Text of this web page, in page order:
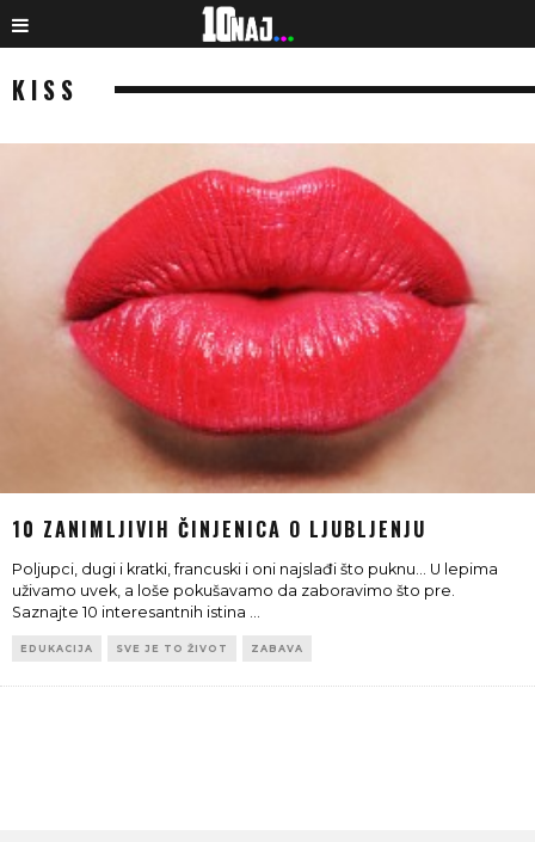
KISS
10 ZANIMLJIVIH ČINJENICA O LJUBLJENJU
Poljupci, dugi i kratki, francuski i oni najslađi što puknu... U lepima
uživamo uvek, a loše pokušavamo da zaboravimo što pre.
Saznajte 10 interesantnih istina
EDUKACIJA SVE JE TO ŽIVOT ZABAVA